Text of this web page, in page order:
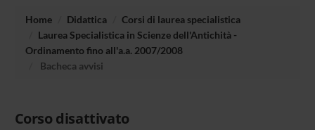
Home Didattica
Corsi di laurea specialistica
Laurea Specialistica in Scienze dell'Antichità -
Ordinamento fino all'a.a. 2007/2008
Bacheca avvisi
Corso disattivato